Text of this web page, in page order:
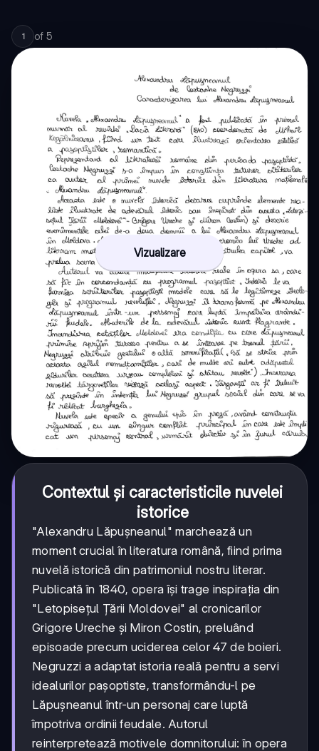
1 of 5
Vizualizare
Contextul și caracteristicile nuvelei
istorice
"Alexandru Lăpușneanul" marchează un
moment crucial în literatura română, fiind prima
nuvelă istorică din patrimoniul nostru literar.
Publicată în 1840, opera își trage inspirația din
"Letopisețul Țării Moldovei" al cronicarilor
Grigore Ureche și Miron Costin, preluând
episoade precum uciderea celor 47 de boieri.
Negruzzi a adaptat istoria reală pentru a servi
idealurilor pașoptiste, transformându-l pe
Lăpușneanul într-un personaj care luptă
împotriva ordinii feudale. Autorul
reinterpretează motivele domnitorului: în opera